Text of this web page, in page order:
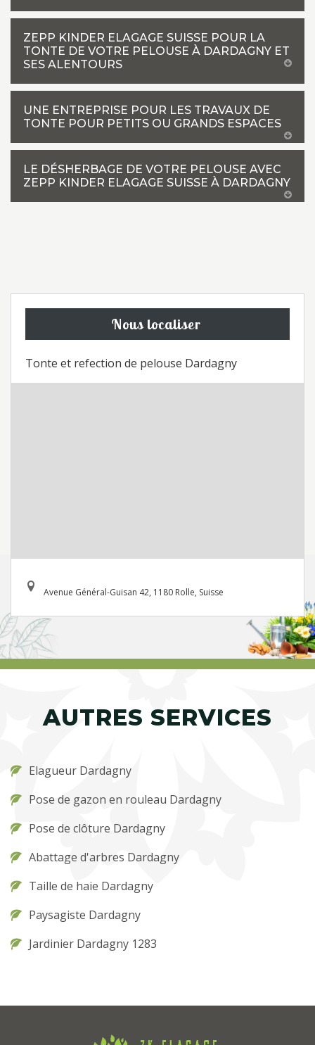
ZEPP KINDER ELAGAGE SUISSE POUR LA
TONTE DE VOTRE PELOUSE À DARDAGNY ET
SES ALENTOURS
UNE ENTREPRISE POUR LES TRAVAUX DE
TONTE POUR PETITS OU GRANDS ESPACES
LE DÉSHERBAGE DE VOTRE PELOUSE AVEC
ZEPP KINDER ELAGAGE SUISSE À DARDAGNY
Nous localiser
Tonte et refection de pelouse Dardagny
Avenue Général-Guisan 42, 1180 Rolle, Suisse
AUTRES SERVICES
Elagueur Dardagny
Pose de gazon en rouleau Dardagny
Pose de clôture Dardagny
Abattage d'arbres Dardagny
Taille de haie Dardagny
Paysagiste Dardagny
Jardinier Dardagny 1283